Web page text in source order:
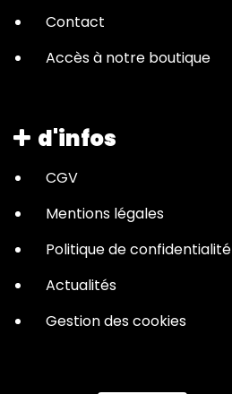
Contact
Accès à notre boutique
d'infos
CGV
Mentions légales
Politique de confidentialité
Actualités
Gestion des cookies